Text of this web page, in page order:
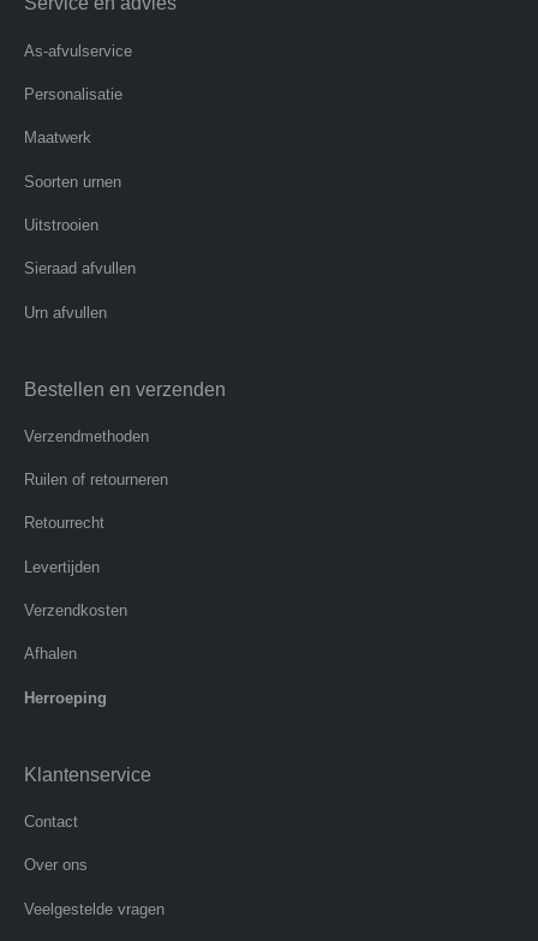
As-afvulservice
Personalisatie
Maatwerk
Soorten urnen
Uitstrooien
Sieraad afvullen
Urn afvullen
Bestellen en verzenden
Verzendmethoden
Ruilen of retourneren
Retourrecht
Levertijden
Verzendkosten
Afhalen
Herroeping
Klantenservice
Contact
Over ons
Veelgestelde vragen